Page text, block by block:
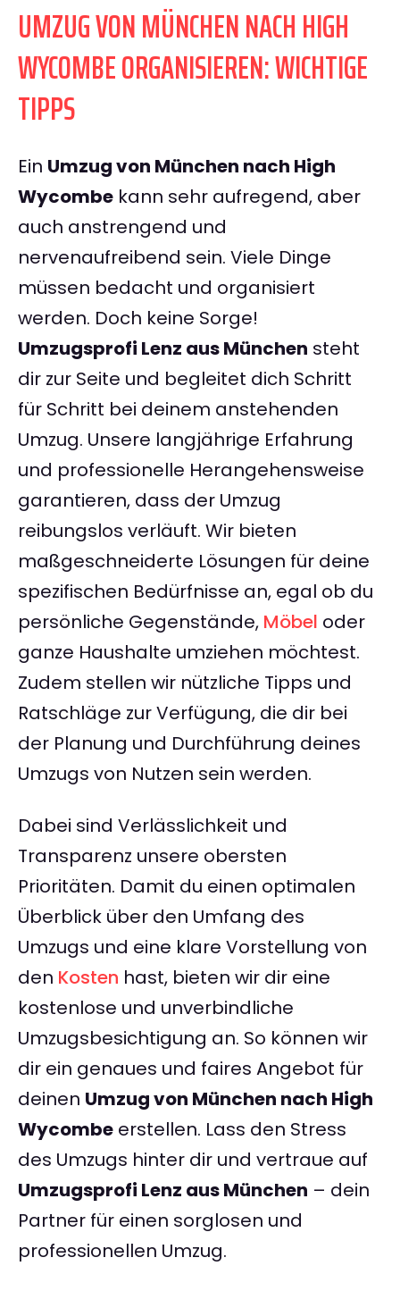
UMZUG VON MÜNCHEN NACH HIGH
WYCOMBE ORGANISIEREN: WICHTIGE
TIPPS
Ein Umzug von München nach High
Wycombe kann sehr aufregend, aber
auch anstrengend und
nervenaufreibend sein. Viele Dinge
müssen bedacht und organisiert
werden. Doch keine Sorge!
Umzugsprofi Lenz aus München steht
dir zur Seite und begleitet dich Schritt
für Schritt bei deinem anstehenden
Umzug. Unsere langjährige Erfahrung
und professionelle Herangehensweise
garantieren, dass der Umzug
reibungslos verläuft. Wir bieten
maßgeschneiderte Lösungen für deine
spezifischen Bedürfnisse an, egal ob du
persönliche Gegenstände, Möbel oder
ganze Haushalte umziehen möchtest.
Zudem stellen wir nützliche Tipps und
Ratschläge zur Verfügung, die dir bei
der Planung und Durchführung deines
Umzugs von Nutzen sein werden.
Dabei sind Verlässlichkeit und
Transparenz unsere obersten
Prioritäten. Damit du einen optimalen
Überblick über den Umfang des
Umzugs und eine klare Vorstellung von
den Kosten hast, bieten wir dir eine
kostenlose und unverbindliche
Umzugsbesichtigung an. So können wir
dir ein genaues und faires Angebot für
deinen Umzug von München nach High
Wycombe erstellen. Lass den Stress
des Umzugs hinter dir und vertraue auf
Umzugsprofi Lenz aus München – dein
Partner für einen sorglosen und
professionellen Umzug.